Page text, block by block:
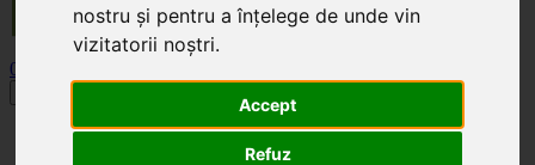
nostru și pentru a înțelege de unde vin
vizitatorii noștri.
Accept
Refuz
0
Acasă